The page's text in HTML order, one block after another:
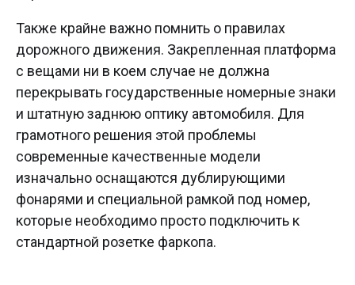
Также крайне важно помнить о правилах
дорожного движения. Закрепленная платформа
с вещами ни в коем случае не должна
перекрывать государственные номерные знаки
и штатную заднюю оптику автомобиля. Для
грамотного решения этой проблемы
современные качественные модели
изначально оснащаются дублирующими
фонарями и специальной рамкой под номер,
которые необходимо просто подключить к
стандартной розетке фаркопа.